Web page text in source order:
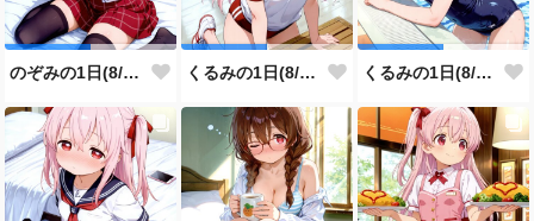
のぞみの1日(8/6投稿分) くるみの1日(8/5投稿分) くるみの1日(8/4投稿分)